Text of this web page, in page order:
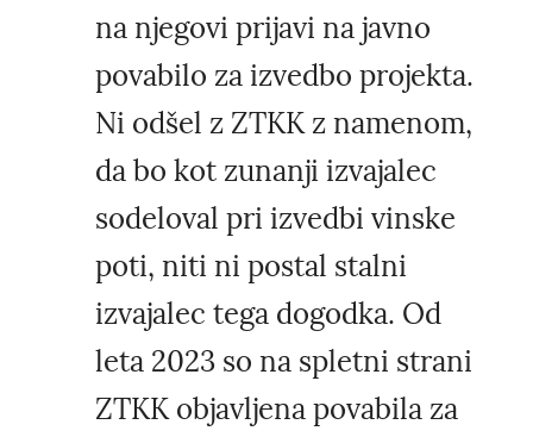
na njegovi prijavi na javno
povabilo za izvedbo projekta.
Ni odšel z ZTKK z namenom,
da bo kot zunanji izvajalec
sodeloval pri izvedbi vinske
poti, niti ni postal stalni
izvajalec tega dogodka. Od
leta 2023 so na spletni strani
ZTKK objavljena povabila za